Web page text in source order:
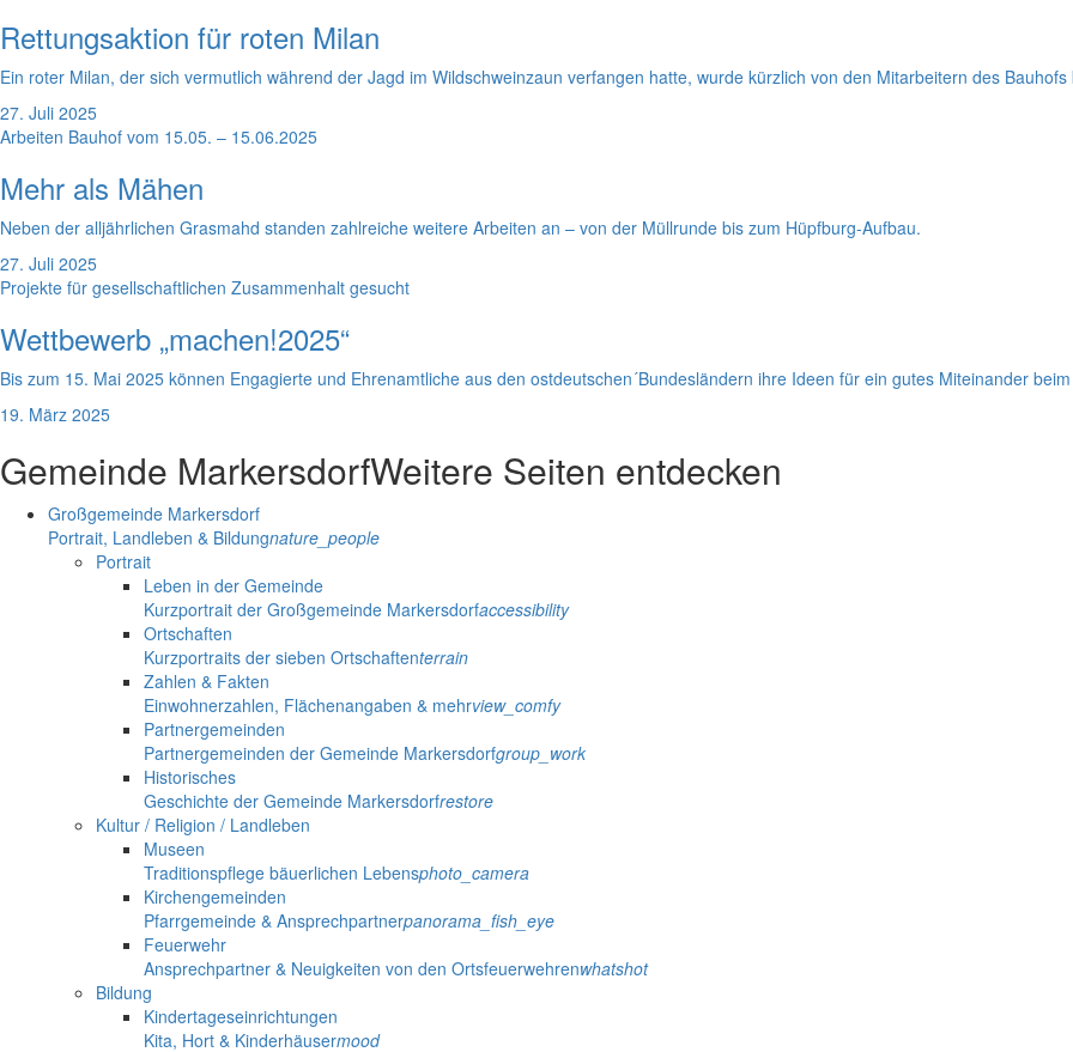
Rettungsaktion für roten Milan
Ein roter Milan, der sich vermutlich während der Jagd im Wildschweinzaun verfangen hatte, wurde kürzlich von den Mitarbeitern des Bauhofs
27. Juli 2025
Arbeiten Bauhof vom 15.05. – 15.06.2025
Mehr als Mähen
Neben der alljährlichen Grasmahd standen zahlreiche weitere Arbeiten an – von der Müllrunde bis zum Hüpfburg-Aufbau.
27. Juli 2025
Projekte für gesellschaftlichen Zusammenhalt gesucht
Wettbewerb „machen!2025“
Bis zum 15. Mai 2025 können Engagierte und Ehrenamtliche aus den ostdeutschen´Bundesländern ihre Ideen für ein gutes Miteinander
19. März 2025
Gemeinde MarkersdorfWeitere Seiten entdecken
Großgemeinde Markersdorf
Portrait, Landleben & Bildungnature_people
Portrait
Leben in der Gemeinde
Kurzportrait der Großgemeinde Markersdorfaccessibility
Ortschaften
Kurzportraits der sieben Ortschaftenterrain
Zahlen & Fakten
Einwohnerzahlen, Flächenangaben & mehrview_comfy
Partnergemeinden
Partnergemeinden der Gemeinde Markersdorfgroup_work
Historisches
Geschichte der Gemeinde Markersdorfrestore
Kultur / Religion / Landleben
Museen
Traditionspflege bäuerlichen Lebensphoto_camera
Kirchengemeinden
Pfarrgemeinde & Ansprechpartnerpanorama_fish_eye
Feuerwehr
Ansprechpartner & Neuigkeiten von den Ortsfeuerwehrenwhatshot
Bildung
Kindertageseinrichtungen
Kita, Hort & Kinderhäusermood